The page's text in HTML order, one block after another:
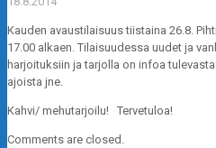
Kauden avaustilaisuus tiistaina 26.8.
17.00 alkaen. Tilaisuudessa uudet ja
harjoituksiin ja tarjolla on infoa
ajoista jne.
Kahvi/ mehutarjoilu! Tervetuloa!
Comments are closed.